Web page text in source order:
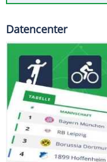
Datencenter